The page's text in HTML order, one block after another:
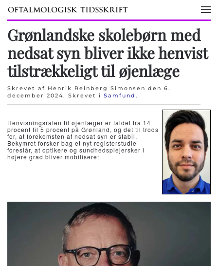
Skip to main content
Grønlandske skolebørn med
nedsat syn bliver ikke henvist
tilstrækkeligt til øjenlæge
Skrevet af Henrik Reinberg Simonsen den 6.
december 2024. Skrevet i Samfund .
Henvisningsraten til øjenlæger er faldet fra 14
procent til 5 procent på Grønland, og det til trods
for, at forekomsten af nedsat syn er stabil.
Bekymret forsker bag et nyt registerstudie
foreslår, at optikere og sundhedsplejersker i
højere grad bliver mobiliseret.